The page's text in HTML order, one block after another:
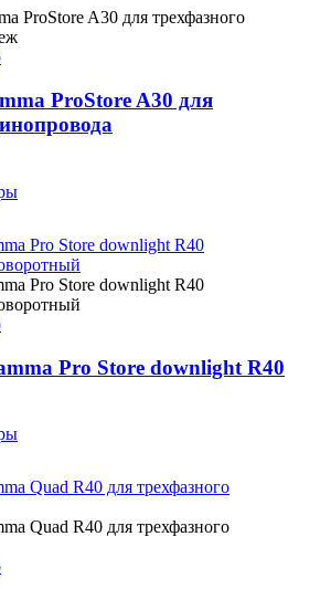
Опции
можно
странице
товара.
ProStore A30 для
Этот
несколько
вариаций.
Опции
можно
страницеPro Store downlight R40
Этот
несколько
Опции